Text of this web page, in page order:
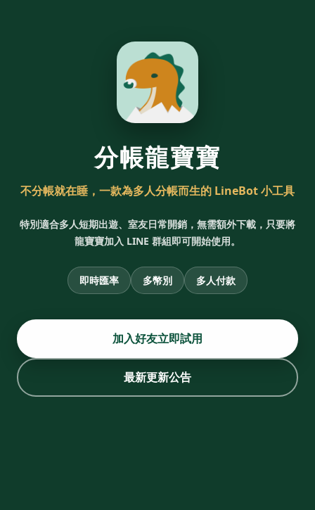
分帳龍寶寶
不分帳就在睡，一款為多人分帳而生的 LineBot 小工具
特別適合多人短期出遊、室友日常開銷，無需額外下載，只要將
龍寶寶加入 LINE 群組即可開始使用。
即時匯率 多幣別 多人付款
加入好友立即試用
最新更新公告